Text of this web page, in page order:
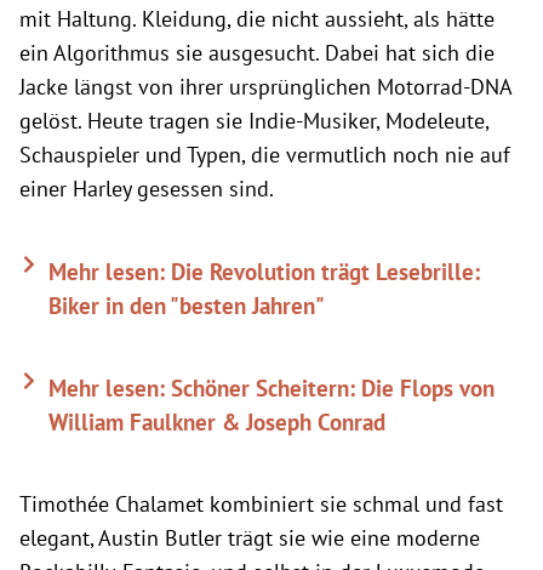
mit Haltung. Kleidung, die nicht aussieht, als hätte
ein Algorithmus sie ausgesucht. Dabei hat sich die
Jacke längst von ihrer ursprünglichen Motorrad-DNA
gelöst. Heute tragen sie Indie-Musiker, Modeleute,
Schauspieler und Typen, die vermutlich noch nie auf
einer Harley gesessen sind.
Mehr lesen: Die Revolution trägt Lesebrille:
Biker in den "besten Jahren"
Mehr lesen: Schöner Scheitern: Die Flops von
William Faulkner & Joseph Conrad
Timothée Chalamet kombiniert sie schmal und fast
elegant, Austin Butler trägt sie wie eine moderne